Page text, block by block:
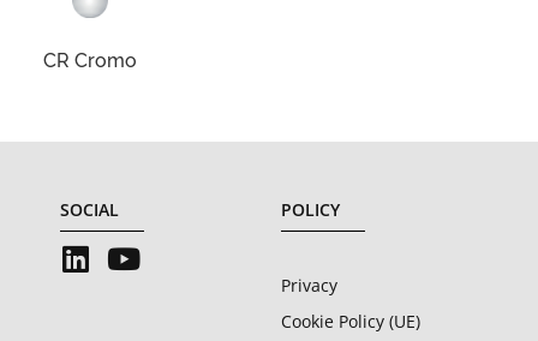
CR Cromo
SOCIAL POLICY
Privacy
Cookie Policy (UE)